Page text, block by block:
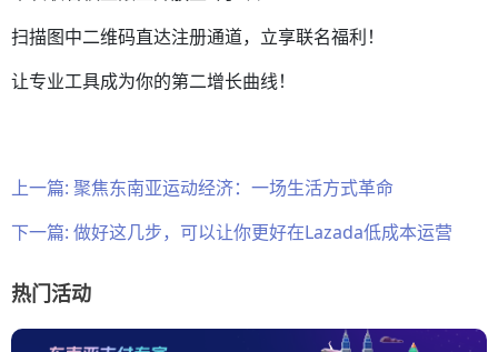
扫描图中二维码直达注册通道，立享联名福利！
让专业工具成为你的第二增长曲线！
上一篇: 聚焦东南亚运动经济：一场生活方式革命
下一篇: 做好这几步，可以让你更好在Lazada低成本运营
热门活动